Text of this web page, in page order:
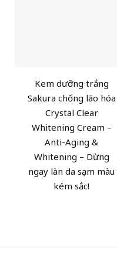
Kem dưỡng trắng
Sakura chống lão hóa
Crystal Clear
Whitening Cream –
Anti-Aging &
Whitening – Dừng
ngay làn da sạm màu
kém sắc!